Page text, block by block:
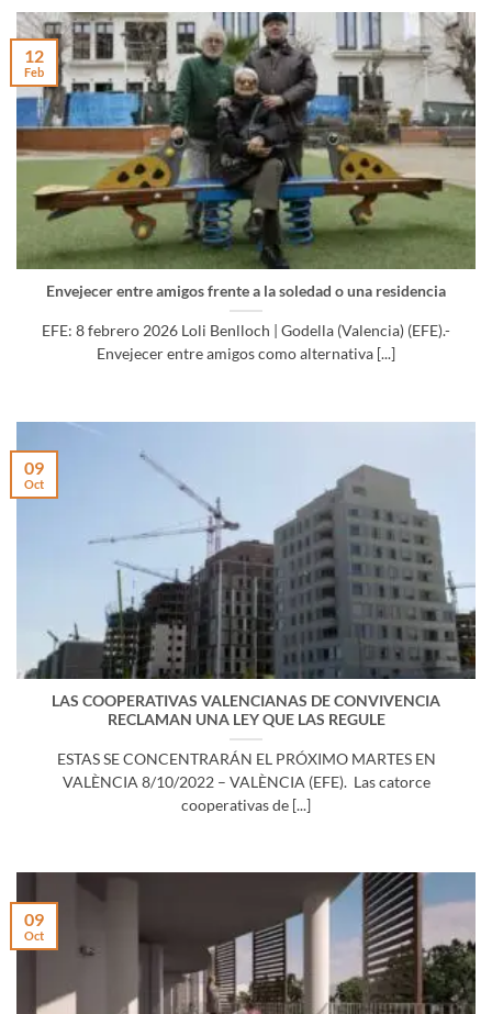
Envejecer entre amigos frente a la soledad o una residencia
EFE: 8 febrero 2026 Loli Benlloch | Godella (Valencia) (EFE).-
Envejecer entre amigos como alternativa [...]
12
Feb
LAS COOPERATIVAS VALENCIANAS DE CONVIVENCIA
RECLAMAN UNA LEY QUE LAS REGULE
ESTAS SE CONCENTRARÁN EL PRÓXIMO MARTES EN
VALÈNCIA 8/10/2022 – VALÈNCIA (EFE). Las catorce
cooperativas de [...]
09
Oct
09
Oct